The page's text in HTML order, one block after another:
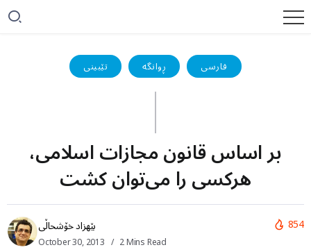
تێبینی ڕوانگە فارسی
بر اساس قانون مجازات اسلامی،
هرکسی را می‌توان کشت
بێهزاد خۆشحاڵی
October 30, 2013 2 Mins Read
854